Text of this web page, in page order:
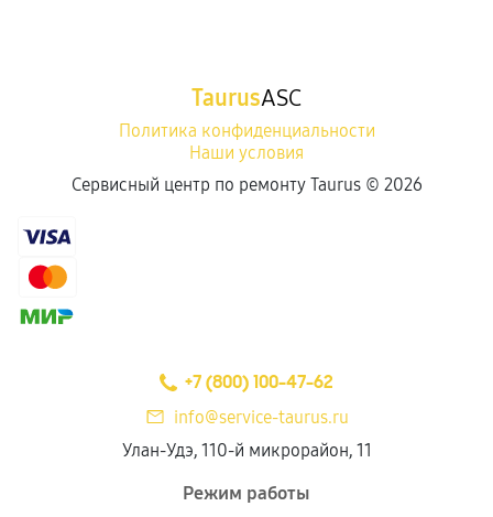
TaurusASC
Политика конфиденциальности
Наши условия
Сервисный центр по ремонту Taurus © 2026
+7 (800) 100-47-62
info@service-taurus.ru
Улан-Удэ, 110-й микрорайон, 11
Режим работы